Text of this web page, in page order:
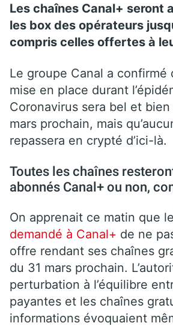
Les chaînes Canal+ seront
les box des opérateurs
compris celles offertes à
Le groupe Canal a confirmé
mise en place durant
Coronavirus sera bel et
mars prochain, mais
repassera en crypté d’ici-là.
Toutes les chaînes
abonnés Canal+ ou non,
On apprenait ce matin que le
demandé à Canal+ de ne
offre rendant ses chaînes
du 31 mars prochain.
perturbation à l’équilibre
payantes et les chaînes
informations évoquaient